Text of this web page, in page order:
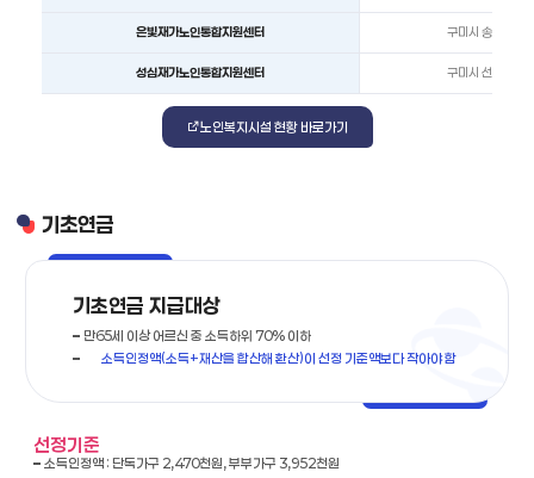
은빛재가노인통합지원센터 구미시 송원동
성심재가노인통합지원센터 구미시 선산읍
노인복지시설 현황 바로가기
기초연금
기초연금 지급대상
만65세 이상 어르신 중 소득하위 70% 이하
소득인정액(소득+재산을 합산해 환산)이 선정 기준액보다 작아야 함
선정기준
소득인정액 : 단독가구 2,470천원, 부부가구 3,952천원